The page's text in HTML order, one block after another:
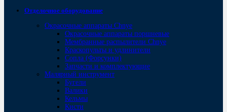
Отделочное оборудование
Окрасочные аппараты Chnye
Окрасочные аппараты поршневые
Мембранные распылители Chnye
Краскопульты и удлинители
Сопла (Форсунки)
Запчасти и комплектующие
Малярный инструмент
Бугели
Валики
Кельмы
Кисти